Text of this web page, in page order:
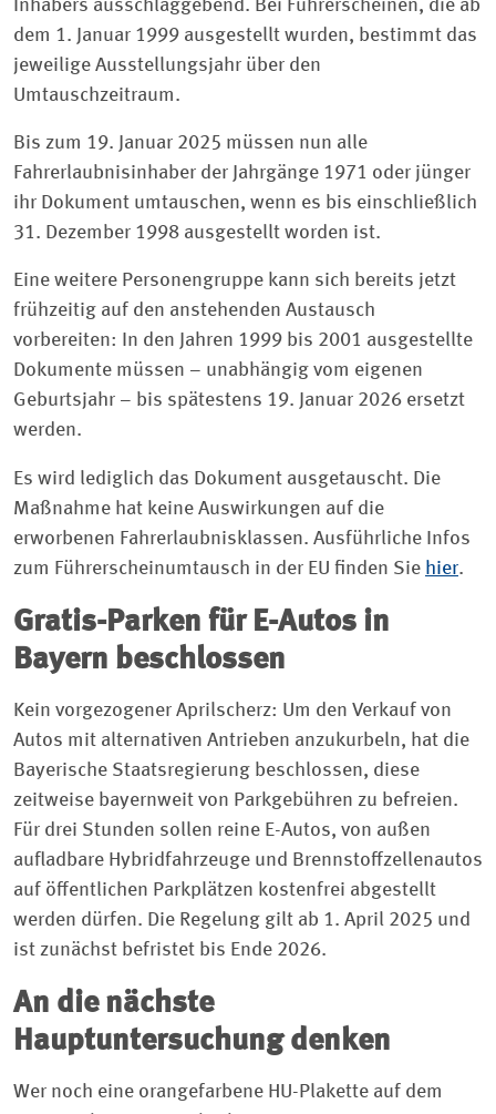
Inhabers ausschlaggebend. Bei Führerscheinen, die ab
dem 1. Januar 1999 ausgestellt wurden, bestimmt das
jeweilige Ausstellungsjahr über den
Umtauschzeitraum.
Bis zum 19. Januar 2025 müssen nun alle
Fahrerlaubnisinhaber der Jahrgänge 1971 oder jünger
ihr Dokument umtauschen, wenn es bis einschließlich
31. Dezember 1998 ausgestellt worden ist.
Eine weitere Personengruppe kann sich bereits jetzt
frühzeitig auf den anstehenden Austausch
vorbereiten: In den Jahren 1999 bis 2001 ausgestellte
Dokumente müssen – unabhängig vom eigenen
Geburtsjahr – bis spätestens 19. Januar 2026 ersetzt
werden.
Es wird lediglich das Dokument ausgetauscht. Die
Maßnahme hat keine Auswirkungen auf die
erworbenen Fahrerlaubnisklassen. Ausführliche Infos
zum Führerscheinumtausch in der EU finden Sie hier.
Gratis-Parken für E-Autos in
Bayern beschlossen
Kein vorgezogener Aprilscherz: Um den Verkauf von
Autos mit alternativen Antrieben anzukurbeln, hat die
Bayerische Staatsregierung beschlossen, diese
zeitweise bayernweit von Parkgebühren zu befreien.
Für drei Stunden sollen reine E-Autos, von außen
aufladbare Hybridfahrzeuge und Brennstoffzellenautos
auf öffentlichen Parkplätzen kostenfrei abgestellt
werden dürfen. Die Regelung gilt ab 1. April 2025 und
ist zunächst befristet bis Ende 2026.
An die nächste
Hauptuntersuchung denken
Wer noch eine orangefarbene HU-Plakette auf dem